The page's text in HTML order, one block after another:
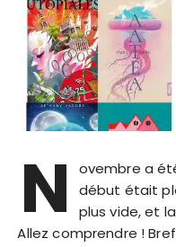
N
ovembre a
début était
plus vide, et
Allez comprendre !